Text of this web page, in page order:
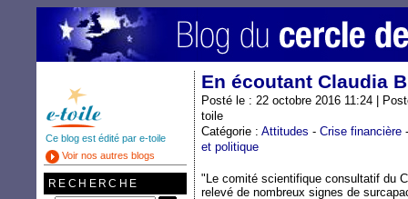
En écoutant Claudia
Posté le : 22 octobre 2016 11:24 |
toile
Catégorie : Attitudes - Crise financière
et politique
"Le comité scientifique consultatif du
relevé de nombreux signes de
Ce blog est édité par e-toile
Voir nos autres blogs
RECHERCHE